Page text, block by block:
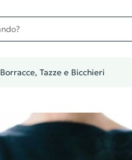
Borracce, Tazze e Bicchieri